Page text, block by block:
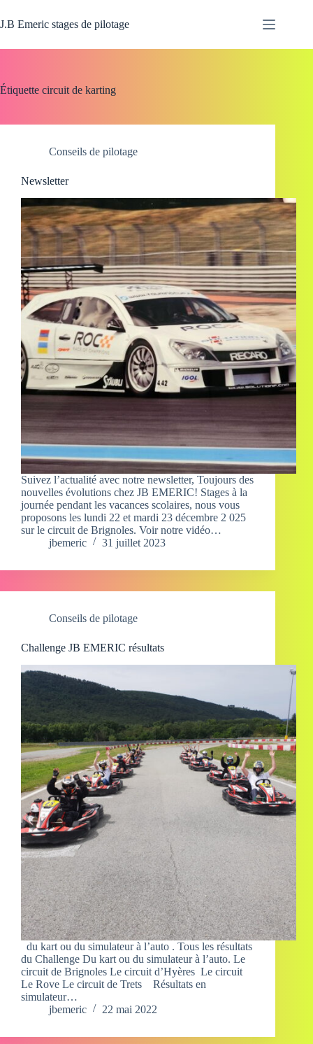
au
contenu
J.B Emeric stages de pilotage
Étiquette circuit de karting
Conseils de pilotage
Newsletter
Suivez l’actualité avec notre newsletter, Toujours des
nouvelles évolutions chez JB EMERIC! Stages à la
journée pendant les vacances scolaires, nous vous
proposons les lundi 22 et mardi 23 décembre 2 025
sur le circuit de Brignoles. Voir notre vidéo…
jbemeric
31 juillet 2023
Conseils de pilotage
Challenge JB EMERIC résultats
du kart ou du simulateur à l’auto . Tous les résultats
du Challenge Du kart ou du simulateur à l’auto. Le
circuit de Brignoles Le circuit d’Hyères Le circuit
Le Rove Le circuit de Trets Résultats en
simulateur…
jbemeric
22 mai 2022